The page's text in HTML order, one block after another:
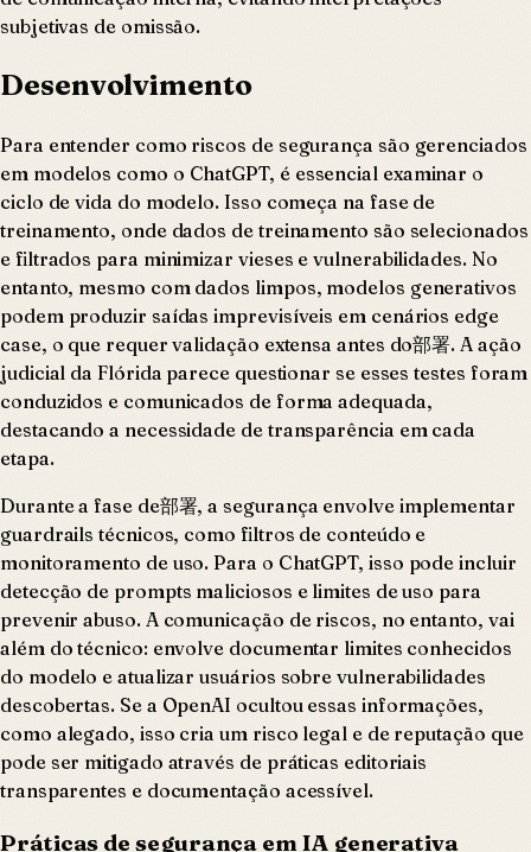
subjetivas de omissão.
Desenvolvimento
Para entender como riscos de segurança são gerenciados
em modelos como o ChatGPT, é essencial examinar o
ciclo de vida do modelo. Isso começa na fase de
treinamento, onde dados de treinamento são selecionados
e filtrados para minimizar vieses e vulnerabilidades. No
entanto, mesmo com dados limpos, modelos generativos
podem produzir saídas imprevisíveis em cenários edge
case, o que requer validação extensa antes do部署. A ação
judicial da Flórida parece questionar se esses testes foram
conduzidos e comunicados de forma adequada,
destacando a necessidade de transparência em cada
etapa.
Durante a fase de部署, a segurança envolve implementar
guardrails técnicos, como filtros de conteúdo e
monitoramento de uso. Para o ChatGPT, isso pode incluir
detecção de prompts maliciosos e limites de uso para
prevenir abuso. A comunicação de riscos, no entanto, vai
além do técnico: envolve documentar limites conhecidos
do modelo e atualizar usuários sobre vulnerabilidades
descobertas. Se a OpenAI ocultou essas informações,
como alegado, isso cria um risco legal e de reputação que
pode ser mitigado através de práticas editoriais
transparentes e documentação acessível.
Práticas de segurança em IA generativa